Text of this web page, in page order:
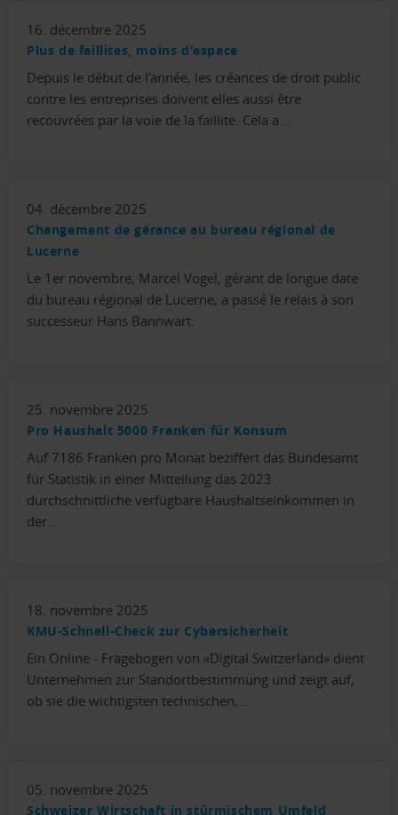
16. décembre 2025
Plus de faillites, moins d'espace
Depuis le début de l’année, les créances de droit public
contre les entreprises doivent elles aussi être
recouvrées par la voie de la faillite. Cela a…
04. décembre 2025
Changement de gérance au bureau régional de
Lucerne
Le 1er novembre, Marcel Vogel, gérant de longue date
du bureau régional de Lucerne, a passé le relais à son
successeur Hans Bannwart.
25. novembre 2025
Pro Haushalt 5000 Franken für Konsum
Auf 7186 Franken pro Monat beziffert das Bundesamt
für Statistik in einer Mitteilung das 2023
durchschnittliche verfügbare Haushaltseinkommen in
der…
18. novembre 2025
KMU-Schnell-Check zur Cybersicherheit
Ein Online - Fragebogen von «Digital Switzerland» dient
Unternehmen zur Standortbestimmung und zeigt auf,
ob sie die wichtigsten technischen,…
05. novembre 2025
Schweizer Wirtschaft in stürmischem Umfeld